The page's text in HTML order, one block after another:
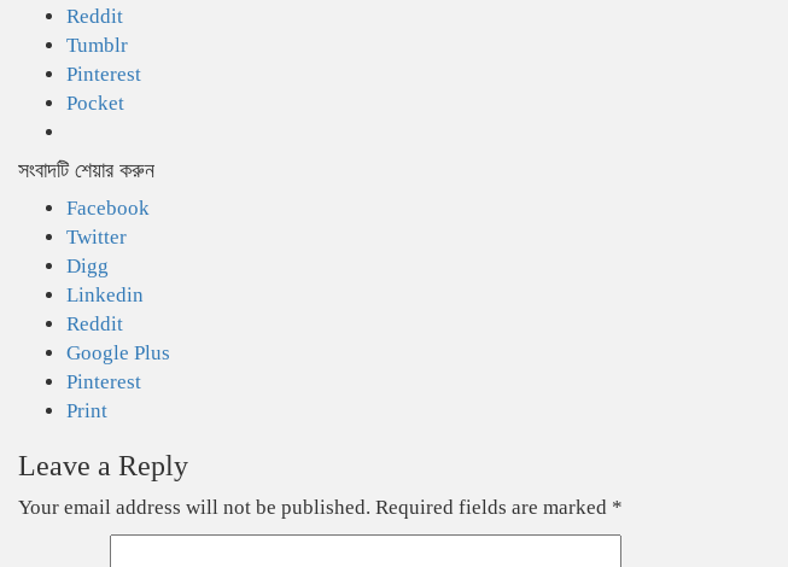
Reddit
Tumblr
Pinterest
Pocket
সংবাদটি শেয়ার করুন
Facebook
Twitter
Digg
Linkedin
Reddit
Google Plus
Pinterest
Print
Leave a Reply
Your email address will not be published. Required fields are marked *